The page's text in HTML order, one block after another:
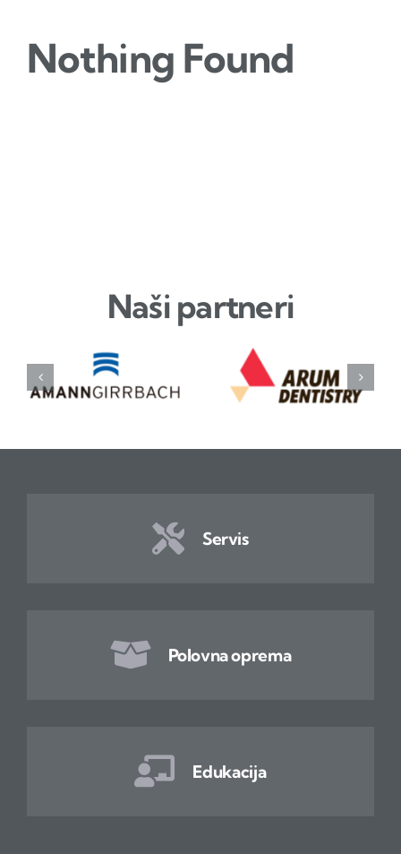
Nothing Found
Naši partneri
Servis
Polovna oprema
Edukacija